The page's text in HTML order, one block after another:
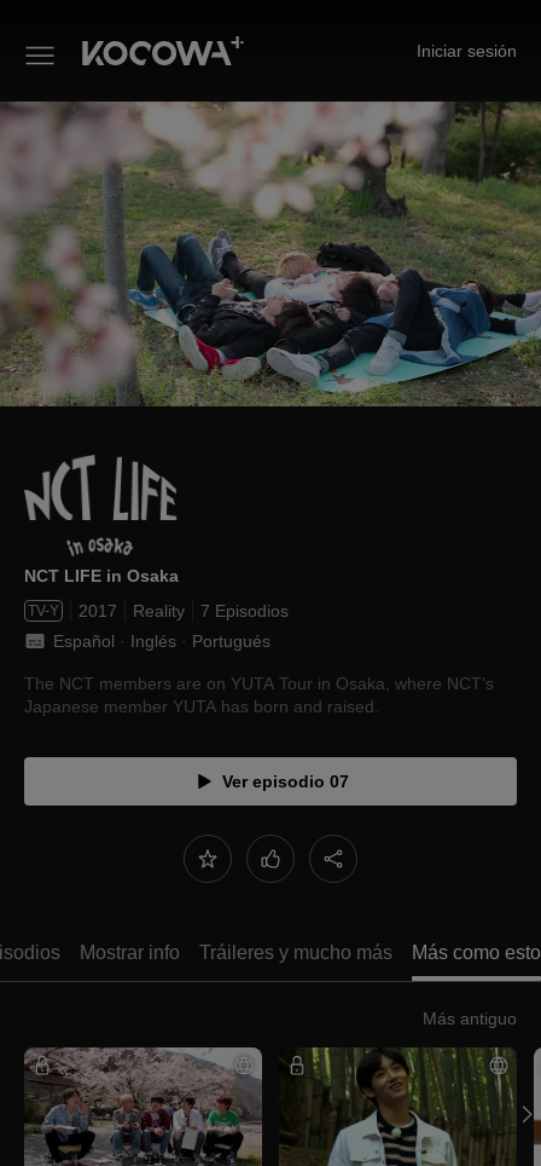
Iniciar sesión
NCT LIFE in Osaka
NCT LIFE in Osaka
TV-Y 2017 Reality
7 Episodios
Español · Inglés · Portugués
The NCT members are on YUTA Tour in Osaka, where NCT's
Japanese member YUTA has born and raised.
Ver episodio 07
Mostrar info Tráileres y mucho más Más como esto
Más antiguo